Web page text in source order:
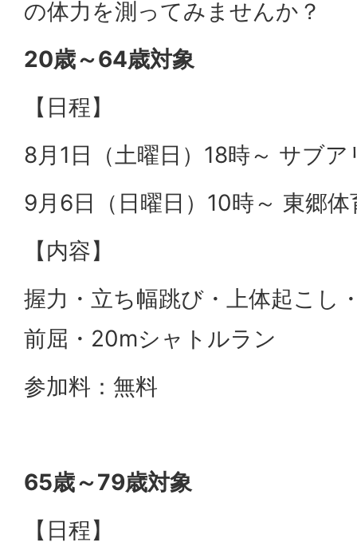
の体力を測ってみませんか？
20歳～64歳対象
【日程】
8月1日（土曜日）18時～ サブア
9月6日（日曜日）10時～ 東郷体
【内容】
握力・立ち幅跳び・上体起こし
前屈・20mシャトルラン
参加料：無料
65歳～79歳対象
【日程】